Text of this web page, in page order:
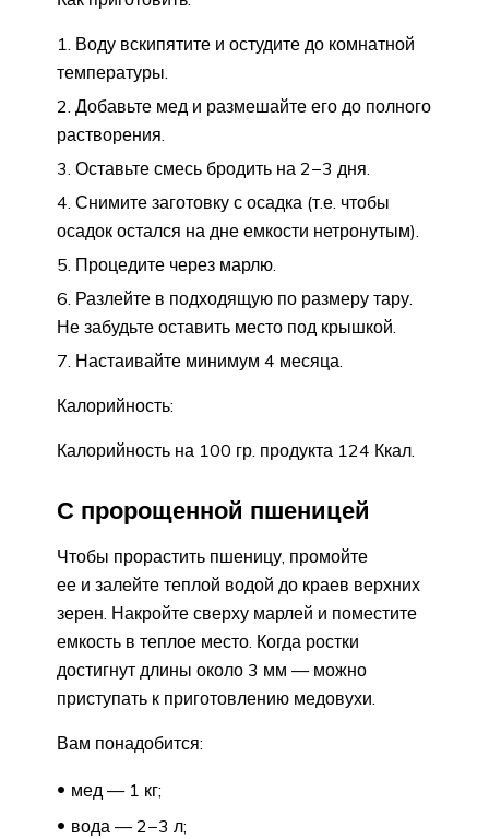
Воду вскипятите и остудите до комнатной
температуры.
Добавьте мед и размешайте его до полного
растворения.
Оставьте смесь бродить на 2−3 дня.
Снимите заготовку с осадка (т.е. чтобы
осадок остался на дне емкости нетронутым).
Процедите через марлю.
Разлейте в подходящую по размеру тару.
Не забудьте оставить место под крышкой.
Настаивайте минимум 4 месяца.
Калорийность:
Калорийность на 100 гр. продукта 124 Ккал.
С пророщенной пшеницей
Чтобы прорастить пшеницу, промойте
ее и залейте теплой водой до краев верхних
зерен. Накройте сверху марлей и поместите
емкость в теплое место. Когда ростки
достигнут длины около 3 мм — можно
приступать к приготовлению медовухи.
Вам понадобится:
мед — 1 кг;
вода — 2−3 л;